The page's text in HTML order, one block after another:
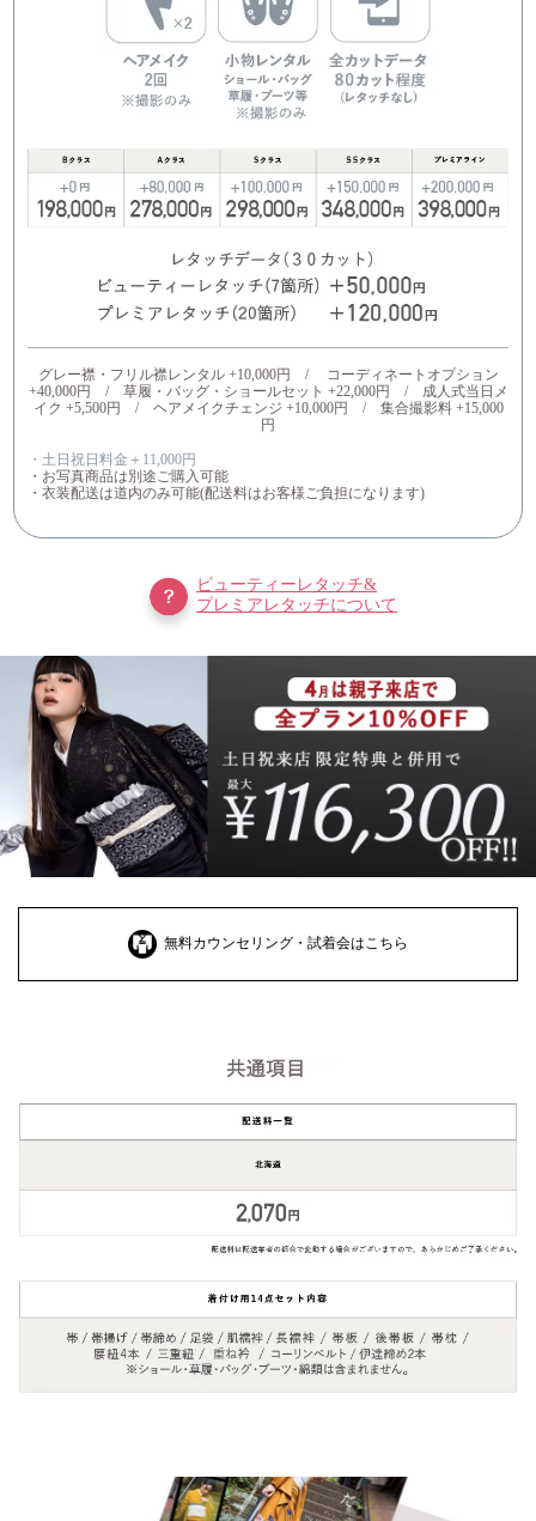
グレー襟・フリル襟レンタル +10,000円 / コーディネートオプション
+40,000円 / 草履・バッグ・ショールセット +22,000円 / 成人式当日メ
イク +5,500円 / ヘアメイクチェンジ +10,000円 / 集合撮影料 +15,000
円
・土日祝日料金＋11,000円
・お写真商品は別途ご購入可能
・衣装配送は道内のみ可能(配送料はお客様ご負担になります)
ビューティーレタッチ&
プレミアレタッチについて
無料カウンセリング・試着会はこちら